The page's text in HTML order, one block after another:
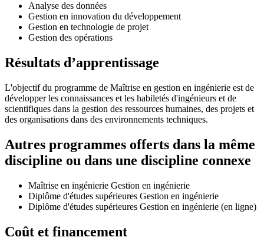
Analyse des données
Gestion en innovation du développement
Gestion en technologie de projet
Gestion des opérations
Résultats d’apprentissage
L'objectif du programme de Maîtrise en gestion en ingénierie est de
développer les connaissances et les habiletés d'ingénieurs et de
scientifiques dans la gestion des ressources humaines, des projets et
des organisations dans des environnements techniques.
Autres programmes offerts dans la même
discipline ou dans une discipline connexe
Maîtrise en ingénierie Gestion en ingénierie
Diplôme d'études supérieures Gestion en ingénierie
Diplôme d'études supérieures Gestion en ingénierie (en ligne)
Coût et financement